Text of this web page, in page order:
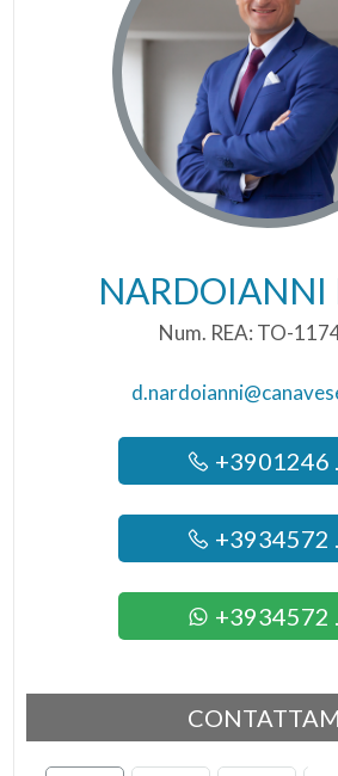
NARDOIANNI
Num. REA: TO-
+3901246
+3934572
+3934572